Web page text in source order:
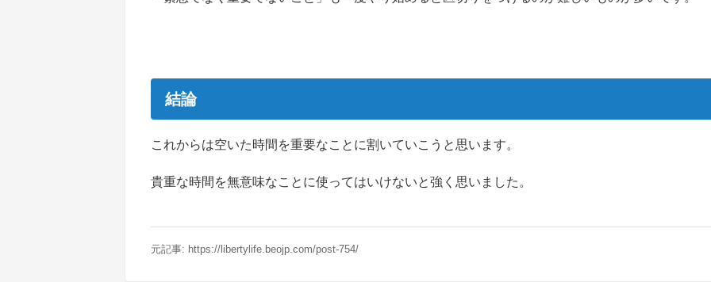
結論
これからは空いた時間を重要なことに割いていこうと思います。
貴重な時間を無意味なことに使ってはいけないと強く思いました。
元記事: https://libertylife.beojp.com/post-754/